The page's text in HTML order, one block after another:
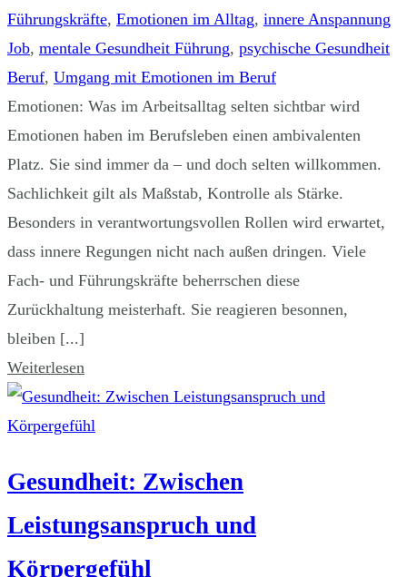
Führungskräfte, Emotionen im Alltag, innere Anspannung
Job, mentale Gesundheit Führung, psychische Gesundheit
Beruf, Umgang mit Emotionen im Beruf
Emotionen: Was im Arbeitsalltag selten sichtbar wird
Emotionen haben im Berufsleben einen ambivalenten
Platz. Sie sind immer da – und doch selten willkommen.
Sachlichkeit gilt als Maßstab, Kontrolle als Stärke.
Besonders in verantwortungsvollen Rollen wird erwartet,
dass innere Regungen nicht nach außen dringen. Viele
Fach- und Führungskräfte beherrschen diese
Zurückhaltung meisterhaft. Sie reagieren besonnen,
bleiben [...]
Weiterlesen
Gesundheit: Zwischen
Leistungsanspruch und
Körpergefühl